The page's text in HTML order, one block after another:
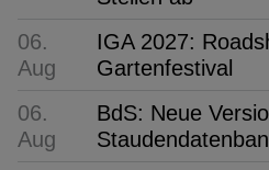
06.
Aug
IGA 2027:
Gartenfestival
06.
Aug
BdS: Neue